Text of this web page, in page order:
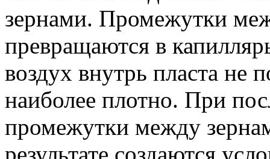
зернами. Промежутки
превращаются в
воздух внутрь пласта не
наиболее плотно. При
промежутки между
результате создаются